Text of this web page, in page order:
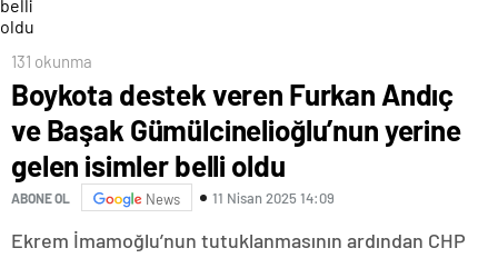
131 okunma
Boykota destek veren Furkan Andıç
ve Başak Gümülcinelioğlu’nun yerine
gelen isimler belli oldu
ABONE OL News 11 Nisan 2025 14:09
Ekrem İmamoğlu’nun tutuklanmasının ardından CHP